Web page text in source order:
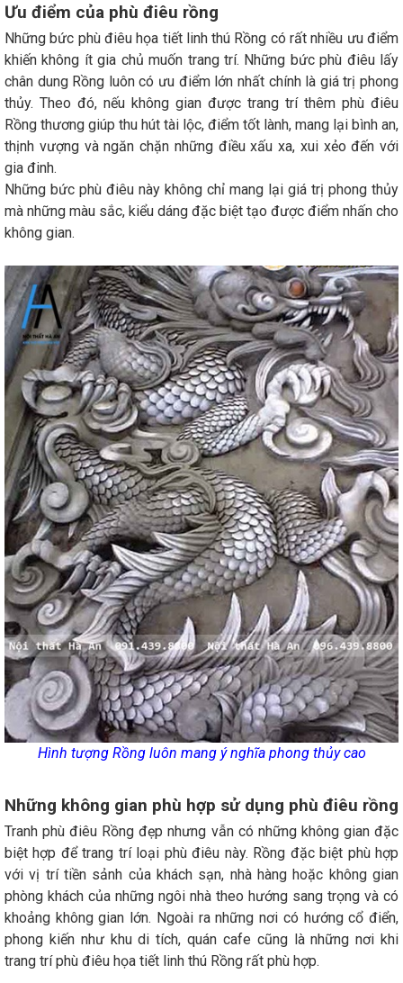
Ưu điểm của phù điêu rồng
Những bức phù điêu họa tiết linh thú Rồng có rất nhiều ưu điểm
khiến không ít gia chủ muốn trang trí. Những bức phù điêu lấy
chân dung Rồng luôn có ưu điểm lớn nhất chính là giá trị phong
thủy. Theo đó, nếu không gian được trang trí thêm phù điêu
Rồng thương giúp thu hút tài lộc, điểm tốt lành, mang lại bình an,
thịnh vượng và ngăn chặn những điều xấu xa, xui xẻo đến với
gia đinh.
Những bức phù điêu này không chỉ mang lại giá trị phong thủy
mà những màu sắc, kiểu dáng đặc biệt tạo được điểm nhấn cho
không gian.
Hình tượng Rồng luôn mang ý nghĩa phong thủy cao
Những không gian phù hợp sử dụng phù điêu rồng
Tranh phù điêu Rồng đẹp nhưng vẫn có những không gian đặc
biệt hợp để trang trí loại phù điêu này. Rồng đặc biệt phù hợp
với vị trí tiền sảnh của khách sạn, nhà hàng hoặc không gian
phòng khách của những ngôi nhà theo hướng sang trọng và có
khoảng không gian lớn. Ngoài ra những nơi có hướng cổ điển,
phong kiến như khu di tích, quán cafe cũng là những nơi khi
trang trí phù điêu họa tiết linh thú Rồng rất phù hợp.